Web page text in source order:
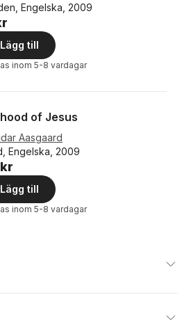
Engelska, 2009
Lägg till
inom 5-8 vardagar
of Jesus
Aasgaard
Engelska, 2009
Lägg till
inom 5-8 vardagar